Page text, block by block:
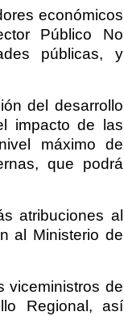
económicos
Público No
públicas, y
del desarrollo
impacto de las
máximo de
que podrá
atribuciones al
al Ministerio de
viceministros de
Regional, así